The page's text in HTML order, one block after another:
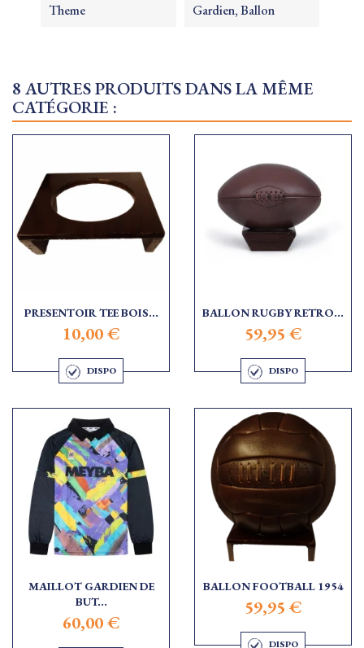
Theme Gardien, Ballon
8 AUTRES PRODUITS DANS LA MÊME
CATÉGORIE :
PRESENTOIR TEE BOIS...
10,00 €
DISPO
BALLON RUGBY RETRO...
59,95 €
DISPO
MAILLOT GARDIEN DE
BUT...
60,00 €
BALLON FOOTBALL 1954
59,95 €
DISPO